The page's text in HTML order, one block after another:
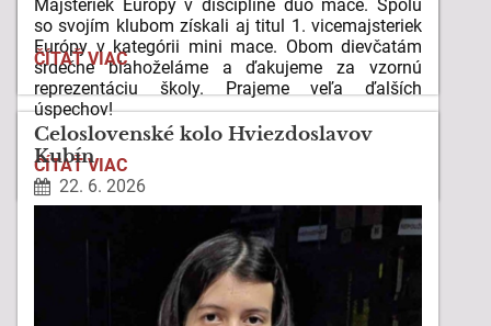
Majsteriek Európy v disciplíne duo mace. Spolu
so svojím klubom získali aj titul 1. vicemajsteriek
Európy v kategórii mini mace. Obom dievčatám
srdečne blahoželáme a ďakujeme za vzornú
reprezentáciu školy. Prajeme veľa ďalších
úspechov!
VÝNIMOČNÝ
ÚSPECH
NAŠICH
MAJSTROVSTVÁCH
ČÍTAŤ VIAC
NOVÉ
ČÍSLO
ŠKOLSKÉHO
ČASOPISU:
ČÍTAŤ VIAC
Celoslovenské kolo Hviezdoslavov
Kubín
22. 6. 2026